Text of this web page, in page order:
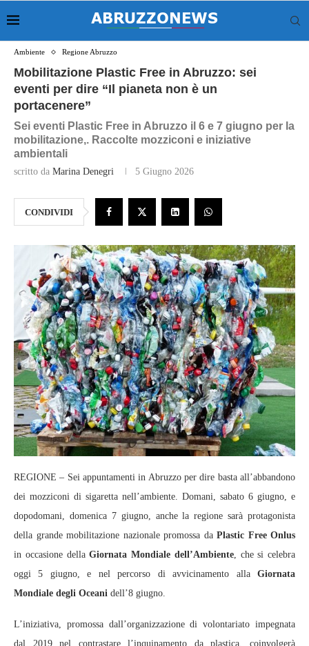
Ambiente Regione Abruzzo
Mobilitazione Plastic Free in Abruzzo: sei
eventi per dire “Il pianeta non è un
portacenere”
Sei eventi Plastic Free in Abruzzo il 6 e 7 giugno per la
mobilitazione,. Raccolte mozziconi e iniziative
ambientali
scritto da Marina Denegri 5 Giugno 2026
CONDIVIDI
REGIONE – Sei appuntamenti in Abruzzo per dire basta all’abbandono
dei mozziconi di sigaretta nell’ambiente. Domani, sabato 6 giugno, e
dopodomani, domenica 7 giugno, anche la regione sarà protagonista
della grande mobilitazione nazionale promossa da Plastic Free Onlus
in occasione dellaGiornata Mondiale dell’Ambiente, che si celebra
oggi 5 giugno, e nel percorso di avvicinamento alla Giornata
Mondiale degli Oceani dell’8 giugno.
L’iniziativa, promossa dall’organizzazione di volontariato impegnata
dal 2019 nel contrastare l’inquinamento da plastica, coinvolgerà